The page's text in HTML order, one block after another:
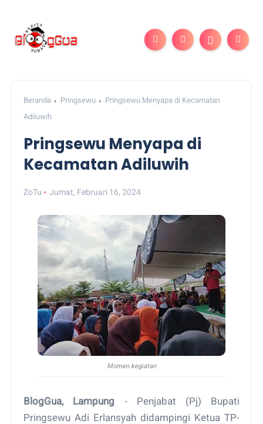
Beranda Pringsewu
Pringsewu Menyapa di Kecamatan
Adiluwih
Pringsewu Menyapa di
Kecamatan Adiluwih
ZoTu Jumat, Februari 16, 2024
Momen kegiatan
BlogGua, Lampung - Penjabat (Pj) Bupati
Pringsewu Adi Erlansyah didampingi Ketua TP-